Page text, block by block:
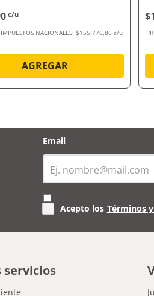
c/u
NACIONALES: $155.776,86 c/u
AGREGAR
Email
Acepto los Términos
servicios